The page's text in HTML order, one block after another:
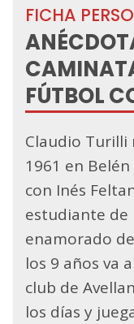
FICHA
FÚTBOL
Claudio Turilli
1961 en
con Inés
estudiante de
enamorado
los 9 años va
club de
los días y